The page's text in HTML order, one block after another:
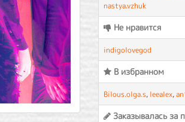
nastya.vzhuk
Не нравится
indigolovegod
В избранном
Bilous.olga.s, leealex,
Заказывалась за